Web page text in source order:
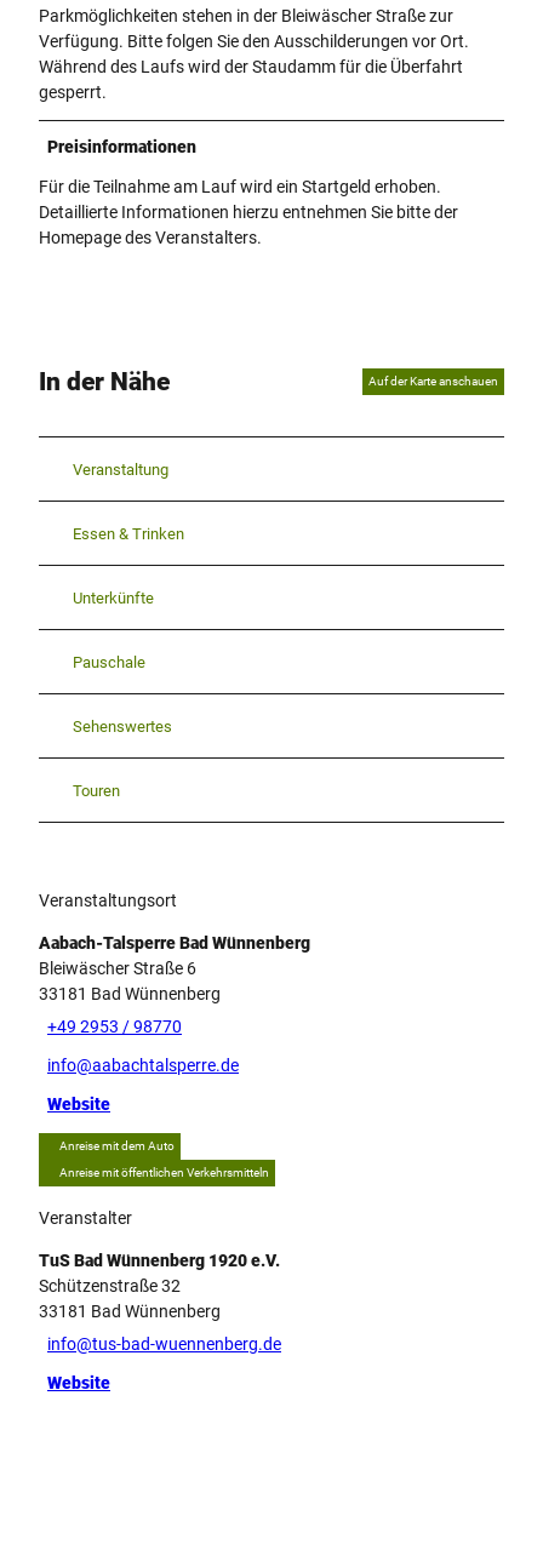
Parkmöglichkeiten stehen in der Bleiwäscher Straße zur
Verfügung. Bitte folgen Sie den Ausschilderungen vor Ort.
Während des Laufs wird der Staudamm für die Überfahrt
gesperrt.
Preisinformationen
Für die Teilnahme am Lauf wird ein Startgeld erhoben.
Detaillierte Informationen hierzu entnehmen Sie bitte der
Homepage des Veranstalters.
In der Nähe Auf der Karte anschauen
Veranstaltung
Essen & Trinken
Unterkünfte
Pauschale
Sehenswertes
Touren
Veranstaltungsort
Aabach-Talsperre Bad Wünnenberg
Bleiwäscher Straße 6
33181 Bad Wünnenberg
+49 2953 / 98770
info@aabachtalsperre.de
Website
Anreise mit dem Auto
Anreise mit öffentlichen Verkehrsmitteln
Veranstalter
TuS Bad Wünnenberg 1920 e.V.
Schützenstraße 32
33181 Bad Wünnenberg
info@tus-bad-wuennenberg.de
Website